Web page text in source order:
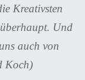
Kreativsten
Und
auch von
Koch)